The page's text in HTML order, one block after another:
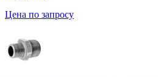
Цена по запросу